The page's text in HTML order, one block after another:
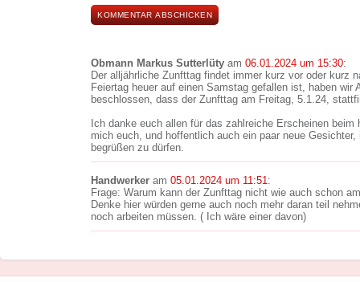
Obmann Markus Sutterlüty am 06.01.2024 um 15:30:
Der alljährliche Zunfttag findet immer kurz vor oder kurz
Feiertag heuer auf einen Samstag gefallen ist, haben wir
beschlossen, dass der Zunfttag am Freitag, 5.1.24,
Ich danke euch allen für das zahlreiche Erscheinen beim
mich euch, und hoffentlich auch ein paar neue
begrüßen zu dürfen.
Handwerker am 05.01.2024 um 11:51:
Frage: Warum kann der Zunfttag nicht wie auch schon
Denke hier würden gerne auch noch mehr daran teil
noch arbeiten müssen. ( Ich wäre einer davon)